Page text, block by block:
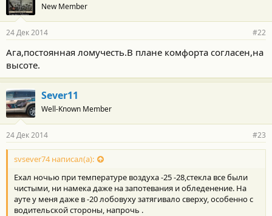
New Member
24 Дек 2014 #22
Ага,постоянная ломучесть.В плане комфорта согласен,на
высоте.
Sever11
Well-Known Member
24 Дек 2014 #23
svsever74 написал(а):
Ехал ночью при температуре воздуха -25 -28,стекла все были
чистыми, ни намека даже на запотевания и обледенение. На
ауте у меня даже в -20 лобовуху затягивало сверху, особенно с
водительской стороны, напрочь .